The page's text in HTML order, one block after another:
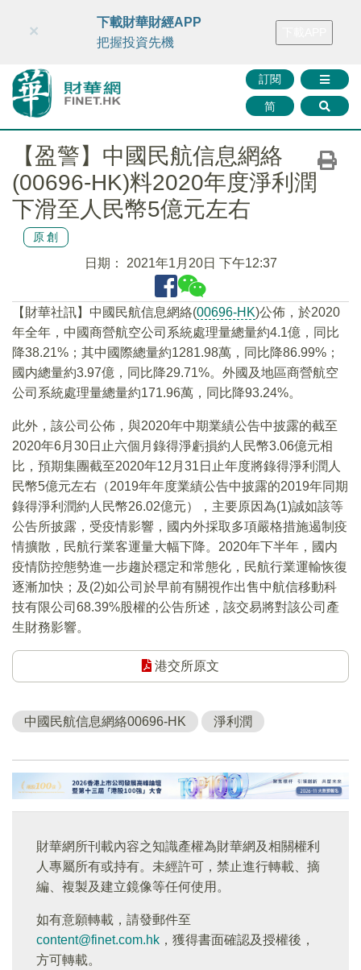
財華智庫網 FINTV FINMETA 財華證券 媒體矩陣
訂閱
简
×
下載財華財經APP
把握投資先機
【盈警】中國民航信息網絡
(00696-HK)料2020年度淨利潤
下滑至人民幣5億元左右
原創
日期： 2021年1月20日 下午12:37
【財華社訊】中國民航信息網絡(00696-HK)公佈，於2020
年全年，中國商營航空公司系統處理量總量約4.1億，同比
降38.21%；其中國際總量約1281.98萬，同比降86.99%；
國内總量約3.97億，同比降29.71%。外國及地區商營航空
公司系統處理量總量約171.96萬，同比降93.24%。
此外，該公司公佈，與2020年中期業績公告中披露的截至
2020年6月30日止六個月錄得淨虧損約人民幣3.06億元相
比，預期集團截至2020年12月31日止年度將錄得淨利潤人
民幣5億元左右（2019年年度業績公告中披露的2019年同期
錄得淨利潤約人民幣26.02億元），主要原因為(1)誠如該等
公告所披露，受疫情影響，國内外採取多項嚴格措施遏制疫
情擴散，民航行業客運量大幅下降。2020年下半年，國内
疫情防控態勢進一步趨於穩定和常態化，民航行業運輸恢復
逐漸加快；及(2)如公司於早前有關視作出售中航信移動科
技有限公司68.39%股權的公告所述，該交易將對該公司產
生財務影響。
港交所原文
中國民航信息網絡00696-HK 淨利潤
財華網所刊載內容之知識產權為財華網及相關權利
人專屬所有或持有。未經許可，禁止進行轉載、摘
編、複製及建立鏡像等任何使用。
如有意願轉載，請發郵件至
content@finet.com.hk ，獲得書面確認及授權後，
方可轉載。